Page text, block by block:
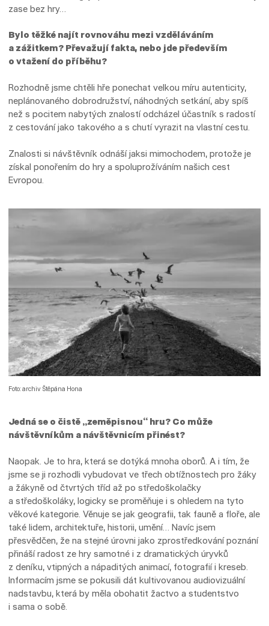
zase bez hry…
Bylo těžké najít rovnováhu mezi vzděláváním
a zážitkem? Převažují fakta, nebo jde především
o vtažení do příběhu?
Rozhodně jsme chtěli hře ponechat velkou míru autenticity,
neplánovaného dobrodružství, náhodných setkání, aby spíš
než s pocitem nabytých znalostí odcházel účastník s radostí
z cestování jako takového a s chutí vyrazit na vlastní cestu.
Znalosti si návštěvník odnáší jaksi mimochodem, protože je
získal ponořením do hry a spoluprožíváním našich cest
Evropou.
Foto: archiv Štěpána Hona
Jedná se o čistě „zeměpisnou“ hru? Co může
návštěvníkům a návštěvnicím přinést?
Naopak. Je to hra, která se dotýká mnoha oborů. A i tím, že
jsme se ji rozhodli vybudovat ve třech obtížnostech pro žáky
a žákyně od čtvrtých tříd až po středoškolačky
a středoškoláky, logicky se proměňuje i s ohledem na tyto
věkové kategorie. Věnuje se jak geografii, tak fauně a floře, ale
také lidem, architektuře, historii, umění… Navíc jsem
přesvědčen, že na stejné úrovni jako zprostředkování poznání
přináší radost ze hry samotné i z dramatických úryvků
z deníku, vtipných a nápaditých animací, fotografií i kreseb.
Informacím jsme se pokusili dát kultivovanou audiovizuální
nadstavbu, která by měla obohatit žactvo a studentstvo
i sama o sobě.